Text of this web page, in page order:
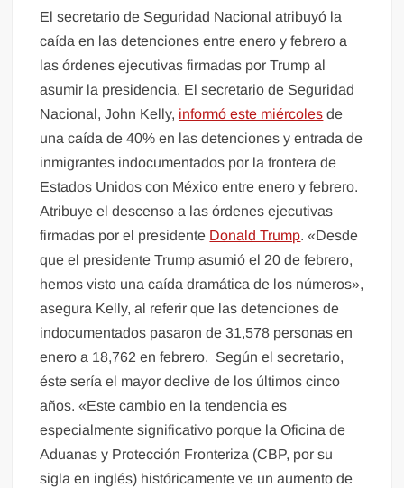
El secretario de Seguridad Nacional atribuyó la
caída en las detenciones entre enero y febrero a
las órdenes ejecutivas firmadas por Trump al
asumir la presidencia. El secretario de Seguridad
Nacional, John Kelly, informó este miércoles de
una caída de 40% en las detenciones y entrada de
inmigrantes indocumentados por la frontera de
Estados Unidos con México entre enero y febrero.
Atribuye el descenso a las órdenes ejecutivas
firmadas por el presidente Donald Trump. «Desde
que el presidente Trump asumió el 20 de febrero,
hemos visto una caída dramática de los números»,
asegura Kelly, al referir que las detenciones de
indocumentados pasaron de 31,578 personas en
enero a 18,762 en febrero. Según el secretario,
éste sería el mayor declive de los últimos cinco
años. «Este cambio en la tendencia es
especialmente significativo porque la Oficina de
Aduanas y Protección Fronteriza (CBP, por su
sigla en inglés) históricamente ve un aumento de